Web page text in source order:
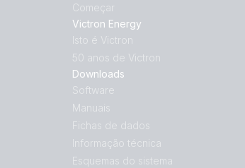
Começar
Victron Energy
Isto é Victron
50 anos de Victron
Downloads
Software
Manuais
Fichas de dados
Informação técnica
Esquemas do sistema